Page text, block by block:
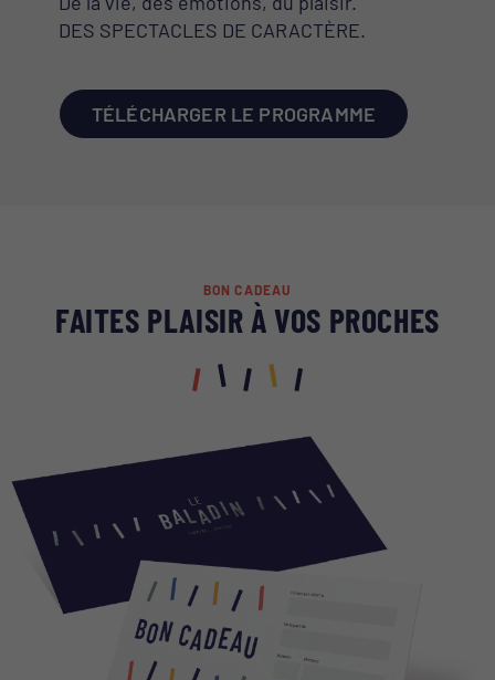
DES SPECTACLES DE CARACTÈRE.
TÉLÉCHARGER LE PROGRAMME
BON CADEAU
FAITES PLAISIR À VOS PROCHES